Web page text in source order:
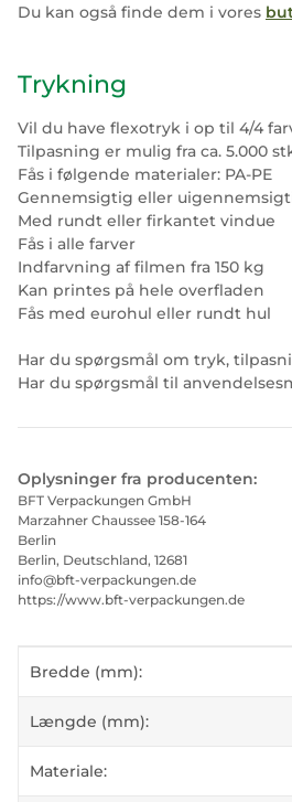
Du kan også finde dem i vores
Trykning
Vil du have flexotryk i op til 4/4
Tilpasning er mulig fra ca. 5.000
Fås i følgende materialer: PA-PE
Gennemsigtig eller
Med rundt eller firkantet vindue
Fås i alle farver
Indfarvning af filmen fra 150 kg
Kan printes på hele overfladen
Fås med eurohul eller rundt hul
Har du spørgsmål om tryk,
Har du spørgsmål til
Oplysninger fra producenten:
BFT Verpackungen GmbH
Marzahner Chaussee 158-164
Berlin
Berlin, Deutschland, 12681
info@bft-verpackungen.de
https://www.bft-verpackungen.de
#productDetails.itemValue#
Bredde (mm):
Længde (mm):
Materiale: